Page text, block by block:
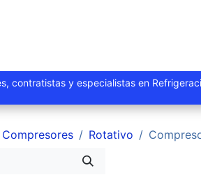
contratistas y
Compresores Rotativo